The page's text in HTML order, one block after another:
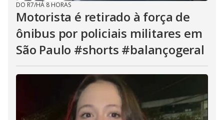
DO R7/HÁ 8 HORAS
Motorista é retirado à força de
ônibus por policiais militares em
São Paulo #shorts #balançogeral